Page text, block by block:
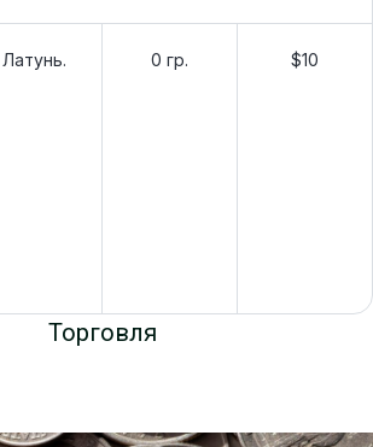
Латунь. 0 гр. $10
Торговля